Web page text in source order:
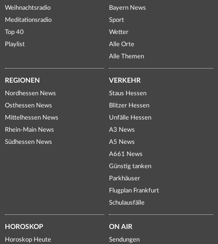
Weihnachtsradio
Meditationsradio
Top 40
Playlist
Bayern News
Sport
Wetter
Alle Orte
Alle Themen
REGIONEN
Nordhessen News
Osthessen News
Mittelhessen News
Rhein-Main News
Südhessen News
VERKEHR
Staus Hessen
Blitzer Hessen
Unfälle Hessen
A3 News
A5 News
A661 News
Günstig tanken
Parkhäuser
Flugplan Frankfurt
Schulausfälle
HOROSKOP
Horoskop Heute
ON AIR
Sendungen